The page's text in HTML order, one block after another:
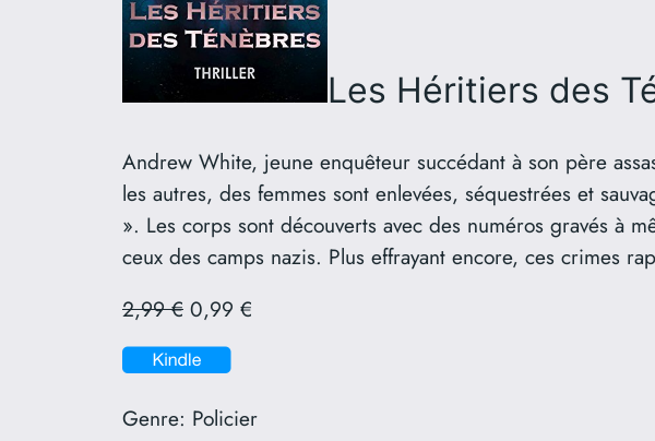
Les Héritiers des
Andrew White, jeune enquêteur succédant à son père
les autres, des femmes sont enlevées, séquestrées et
». Les corps sont découverts avec des numéros gravés à
ceux des camps nazis. Plus effrayant encore, ces crimes
2,99 € 0,99 €
Genre: Policier